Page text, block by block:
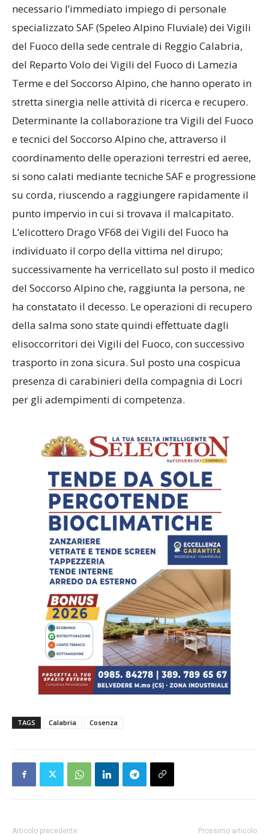
necessario l’immediato impiego di personale
specializzato SAF (Speleo Alpino Fluviale) dei Vigili
del Fuoco della sede centrale di Reggio Calabria,
del Reparto Volo dei Vigili del Fuoco di Lamezia
Terme e del Soccorso Alpino, che hanno operato in
stretta sinergia nelle attività di ricerca e recupero.
Determinante la collaborazione tra Vigili del Fuoco
e tecnici del Soccorso Alpino che, attraverso il
coordinamento delle operazioni terrestri ed aeree,
si sono calati mediante tecniche SAF e progressione
su corda, riuscendo a raggiungere rapidamente il
punto impervio in cui si trovava il malcapitato.
L’elicottero Drago VF68 dei Vigili del Fuoco ha
individuato il corpo della vittima nel dirupo;
successivamente ha verricellato sul posto il medico
del Soccorso Alpino che, raggiunta la persona, ne
ha constatato il decesso. Le operazioni di recupero
della salma sono state quindi effettuate dagli
elisoccorritori dei Vigili del Fuoco, con successivo
trasporto in zona sicura. Sul posto una cospicua
presenza di carabinieri della compagnia di Locri
per gli adempimenti di competenza.
TAGS Calabria Cosenza
Articolo precedente Prossimo articolo